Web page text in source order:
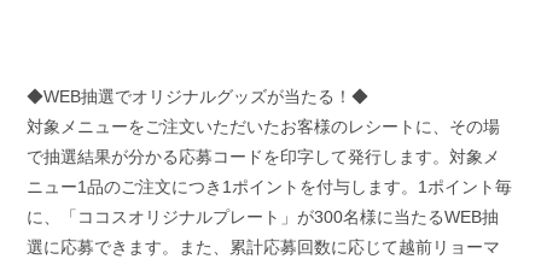
◆WEB抽選でオリジナルグッズが当たる！◆
対象メニューをご注文いただいたお客様のレシートに、その場
で抽選結果が分かる応募コードを印字して発行します。対象メ
ニュー1品のご注文につき1ポイントを付与します。1ポイント毎
に、「ココスオリジナルプレート」が300名様に当たるWEB抽
選に応募できます。また、累計応募回数に応じて越前リョーマ